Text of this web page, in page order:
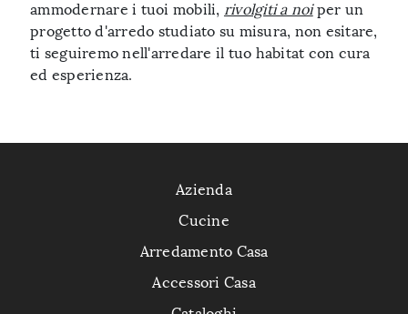
ammodernare i tuoi mobili, rivolgiti a noiper un
progetto d'arredo studiato su misura, non esitare,
ti seguiremo nell'arredare il tuo habitat con cura
ed esperienza.
Azienda
Cucine
Arredamento Casa
Accessori Casa